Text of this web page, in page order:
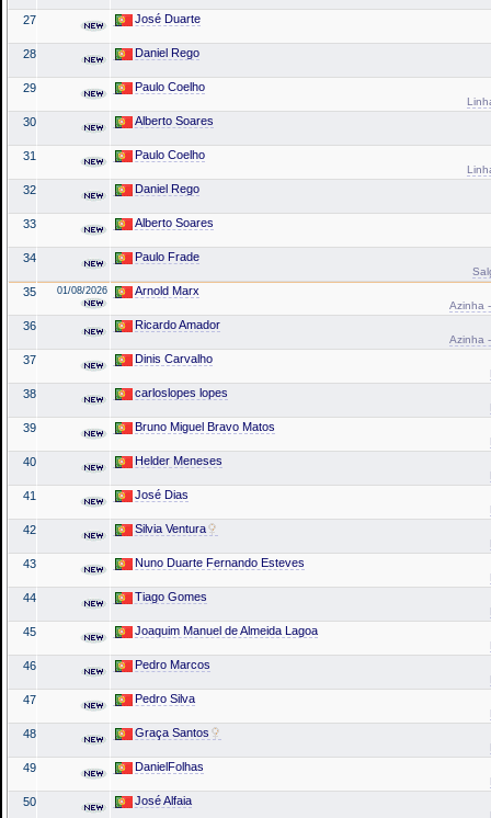
27 José Duarte
28 Daniel Rego
29 Paulo Coelho
30 Alberto Soares
31 Paulo Coelho
32 Daniel Rego
33 Alberto Soares
34 Paulo Frade
35 01/08/2026 Arnold Marx
Azinha
36 Ricardo Amador
Azinha
37 Dinis Carvalho
38 carloslopes lopes
39 Bruno Miguel Bravo Matos
40 Helder Meneses
41 José Dias
42 Silvia Ventura
43 Nuno Duarte Fernando Esteves
44 Tiago Gomes
45 Joaquim Manuel de Almeida Lagoa
46 Pedro Marcos
47 Pedro Silva
48 Graça Santos
49 DanielFolhas
50 José Alfaia